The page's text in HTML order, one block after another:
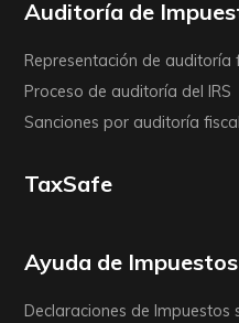
Auditoría de
Representación de auditoría
Proceso de auditoría del IRS
Sanciones por auditoría fiscal
TaxSafe
Ayuda de Impuestos
Declaraciones de Impuestos